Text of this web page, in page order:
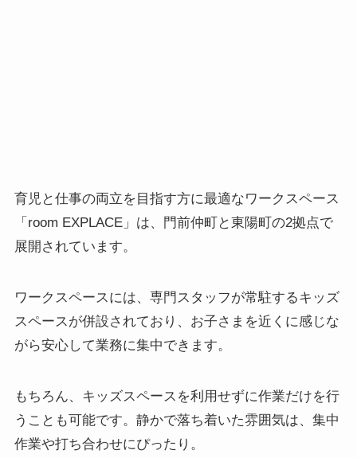
育児と仕事の両立を目指す方に最適なワークスペース
「room EXPLACE」は、門前仲町と東陽町の2拠点で
展開されています。
ワークスペースには、専門スタッフが常駐するキッズ
スペースが併設されており、お子さまを近くに感じな
がら安心して業務に集中できます。
もちろん、キッズスペースを利用せずに作業だけを行
うことも可能です。静かで落ち着いた雰囲気は、集中
作業や打ち合わせにぴったり。